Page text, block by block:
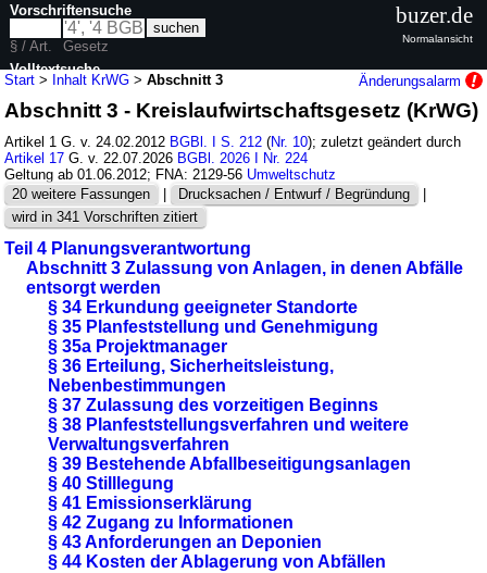
Start > Inhalt KrWG >Abschnitt 3 Änderungsalarm
Abschnitt 3 - Kreislaufwirtschaftsgesetz (KrWG)
Artikel 1 G. v. 24.02.2012 BGBl. I S. 212 (Nr. 10); zuletzt geändert durch
Artikel 17 G. v. 22.07.2026 BGBl. 2026 I Nr. 224
Geltung ab 01.06.2012; FNA: 2129-56 Umweltschutz
20 weitere Fassungen
| Drucksachen / Entwurf / Begründung
|
wird in 341 Vorschriften zitiert
Teil 4 Planungsverantwortung
Abschnitt 3 Zulassung von Anlagen, in denen Abfälle
entsorgt werden
§ 34 Erkundung geeigneter Standorte
§ 35 Planfeststellung und Genehmigung
§ 35a Projektmanager
§ 36 Erteilung, Sicherheitsleistung,
Nebenbestimmungen
§ 37 Zulassung des vorzeitigen Beginns
§ 38 Planfeststellungsverfahren und weitere
Verwaltungsverfahren
§ 39 Bestehende Abfallbeseitigungsanlagen
§ 40 Stilllegung
§ 41 Emissionserklärung
§ 42 Zugang zu Informationen
§ 43 Anforderungen an Deponien
§ 44 Kosten der Ablagerung von Abfällen
Vorschriftensuche
§ / Art.
Gesetz
Volltextsuche
nur in KrWG
buzer.de
Normalansicht